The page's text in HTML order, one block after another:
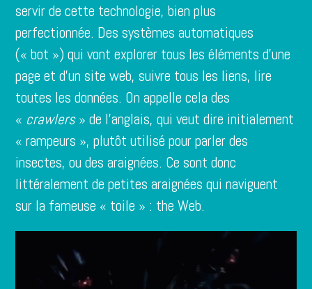
servir de cette technologie, bien plus
perfectionnée. Des systèmes automatiques
(« bot ») qui vont explorer tous les éléments d’une
page et d’un site web, suivre tous les liens, lire
toutes les données. On appelle cela des
« crawlers» de l’anglais, qui veut dire initialement
« rampeurs », plutôt utilisé pour parler des
insectes, ou des araignées. Ce sont donc
littéralement de petites araignées qui naviguent
sur la fameuse « toile » : the Web.